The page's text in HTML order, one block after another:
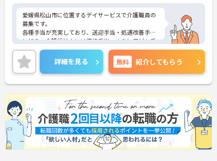
→ 安定した収入を目指しながら長く働きやすい職場
です♪
愛媛県松山市に位置するデイサービスで介護職員の
募集です。
各種手当が充実しており、送迎手当・処遇改善手当
に加え、介護福祉士には資格手当、さらに子ども手
当も支給されるなど、スタッフの生活を支える制度
が整っています。年間休日110日で、夏季休暇・年
末年始休暇もあり、オンオフのメリハリをつけて働
ける点も魅力です。
マイカー通勤が可能で無料駐車場完備、地域に根ざ
した福祉サービスを展開する法人で安心して長く働
ける環境が整っています。
ご興味のある方には、面接対策ポイントなどさらに
詳細をお話いたしますので、お気軽にご相談くださ
い。
詳細を見る 無料 紹介してもらう